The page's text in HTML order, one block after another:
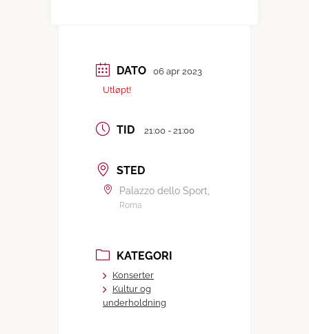
DATO
06 apr 2023
Utløpt!
TID 21:00 - 21:00
STED
Palazzo dello Sport,
Roma
KATEGORI
Konserter
Kultur og
underholdning